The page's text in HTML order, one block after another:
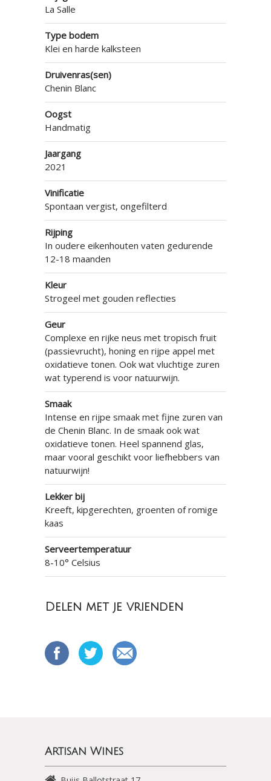
La Salle
Type bodem
Klei en harde kalksteen
Druivenras(sen)
Chenin Blanc
Oogst
Handmatig
Jaargang
2021
Vinificatie
Spontaan vergist, ongefilterd
Rijping
In oudere eikenhouten vaten gedurende
12-18 maanden
Kleur
Strogeel met gouden reflecties
Geur
Complexe en rijke neus met tropisch fruit
(passievrucht), honing en rijpe appel met
oxidatieve tonen. Ook wat vluchtige zuren
wat typerend is voor natuurwijn.
Smaak
Intense en rijpe smaak met fijne zuren van
de Chenin Blanc. In de smaak ook wat
oxidatieve tonen. Heel spannend glas,
maar vooral geschikt voor liefhebbers van
natuurwijn!
Lekker bij
Kreeft, kipgerechten, groenten of romige
kaas
Serveertemperatuur
8-10° Celsius
Delen met je vrienden
Artisan Wines